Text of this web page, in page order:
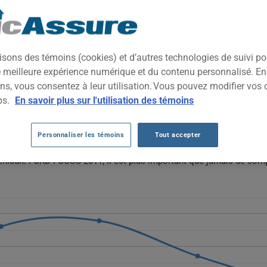
pratique et économique, conçue pour les déplacements
populaire parmi les véhicules d'occasion accessibles.
FOCUS 2011 AU FIL DES 5 DERNIÈRES
Focus 2011 fluctue, passant de 469 $ à un sommet de 679 $
du véhicule et une valeur de remplacement réduite.
FORD FOCUS 2011, il est plus important que jamais de
des témoins (cookies) et d’autres technologies de suivi
expérience numérique et du contenu personnalisé.
vous consentez à leur utilisation. Vous pouvez modifier vos
En savoir plus sur l'utilisation des témoins
Personnaliser les témoins Tout accepter